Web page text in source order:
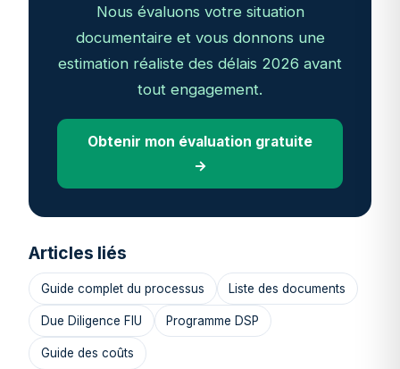
Nous évaluons votre situation
documentaire et vous donnons une
estimation réaliste des délais 2026 avant
tout engagement.
Obtenir mon évaluation gratuite
→
Articles liés
Guide complet du processus Liste des documents
Due Diligence FIU Programme DSP
Guide des coûts